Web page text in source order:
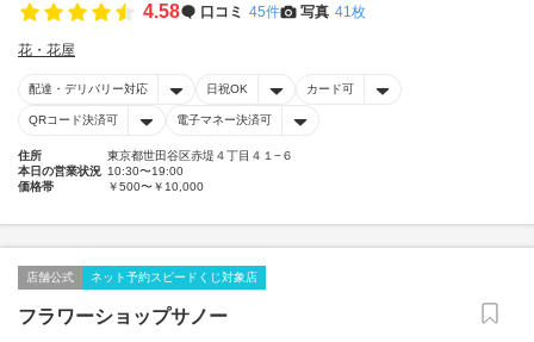
4.58 口コミ 45件 写真 41枚
花・花屋
配達・デリバリー対応 日祝OK カード可
QRコード決済可 電子マネー決済可
住所
東京都世田谷区赤堤４丁目４１−６
本日の営業状況 10:30〜19:00
価格帯
￥500〜￥10,000
店舗公式 ネット予約スピードくじ対象店
フラワーショップサノー